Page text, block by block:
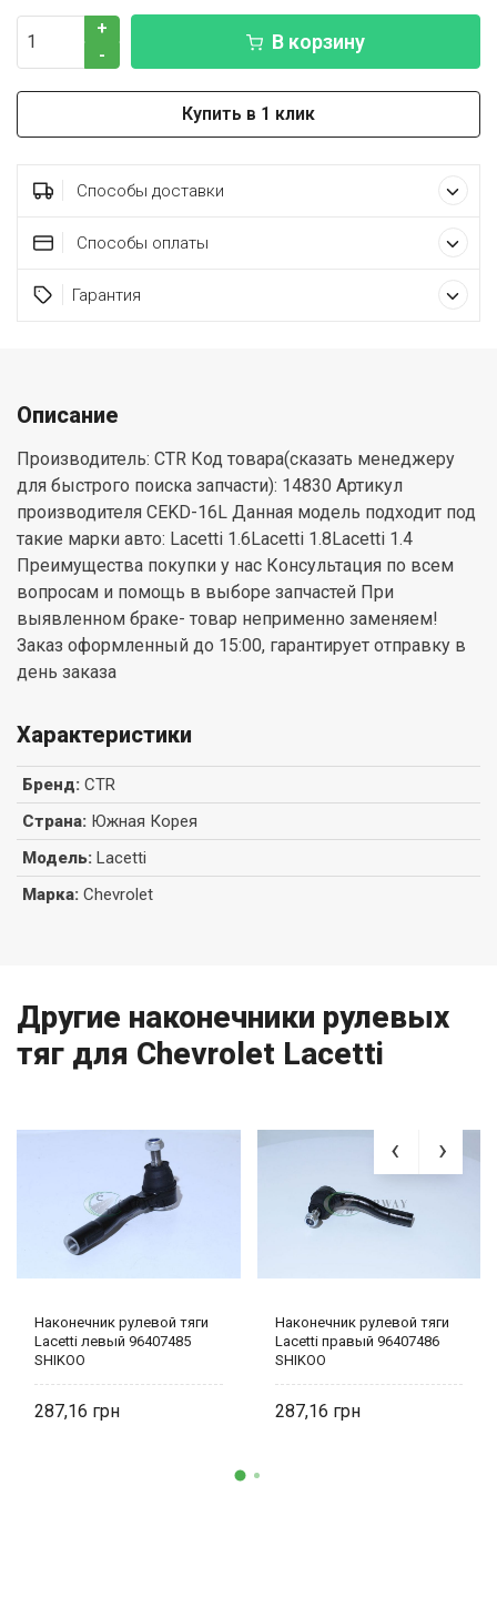
+
-
В корзину
Купить в 1 клик
Способы доставки
Способы оплаты
Гарантия
Описание
Производитель: CTR Код товара(сказать менеджеру
для быстрого поиска запчасти): 14830 Артикул
производителя CEKD-16L Данная модель подходит под
такие марки авто: Lacetti 1.6Lacetti 1.8Lacetti 1.4
Преимущества покупки у нас Консультация по всем
вопросам и помощь в выборе запчастей При
выявленном браке- товар неприменно заменяем!
Заказ оформленный до 15:00, гарантирует отправку в
день заказа
Характеристики
Бренд: CTR
Страна: Южная Корея
Модель: Lacetti
Марка: Chevrolet
Другие наконечники рулевых
тяг для Chevrolet Lacetti
Наконечник рулевой тяги
Lacetti левый 96407485
SHIKOO
287,16
Наконечник рулевой тяги
Lacetti правый 96407486
SHIKOO
287,16